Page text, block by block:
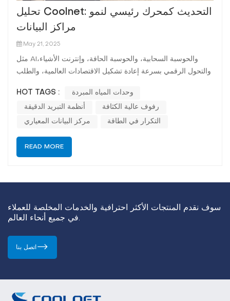
تحليل Coolnet: التحديث كمحرك رئيسي لنمو
مراكز البيانات
May 21, 2025
مثل AIوالحوسبة السحابية، والحوسبة الحافة، وإنترنت الأشياء،
والتحول الرقمي بسرعة إعادة تشكيل الاقتصادات العالمية، والطلب
من أي وقت مضى. تُعزز الشركات والحكومات ومؤسسات البحث
HOT TAGS : وحدات المياه المبردة
أنظمة التبريد الدقيقة رفوف عالية الكثافة
مركز البيانات المعياري التكرار في الطاقة
READ MORE
سوف نقدم المنتجات الأكثر احترافية والخدمات المخلصة للعملاء
في جميع أنحاء العالم.
اتصل بنا